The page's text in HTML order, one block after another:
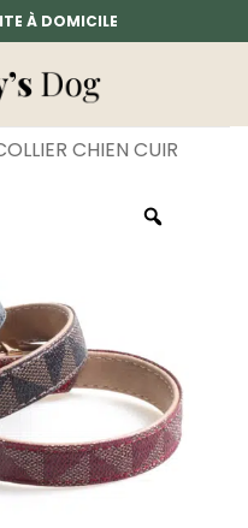
À DOMICILE
CHIEN CUIR